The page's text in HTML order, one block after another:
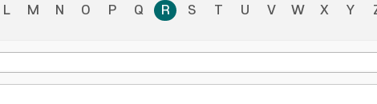
L M N O P Q R S T U V W X Y